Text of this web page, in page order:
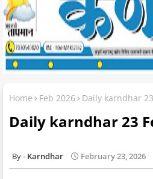
Home Feb 2026 Daily karndhar
Daily karndhar 23
Karndhar February 23, 2026